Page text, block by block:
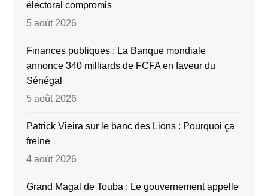
électoral compromis
5 août 2026
Finances publiques : La Banque mondiale
annonce 340 milliards de FCFA en faveur du
Sénégal
5 août 2026
Patrick Vieira sur le banc des Lions : Pourquoi ça
freine
4 août 2026
Grand Magal de Touba : Le gouvernement appelle